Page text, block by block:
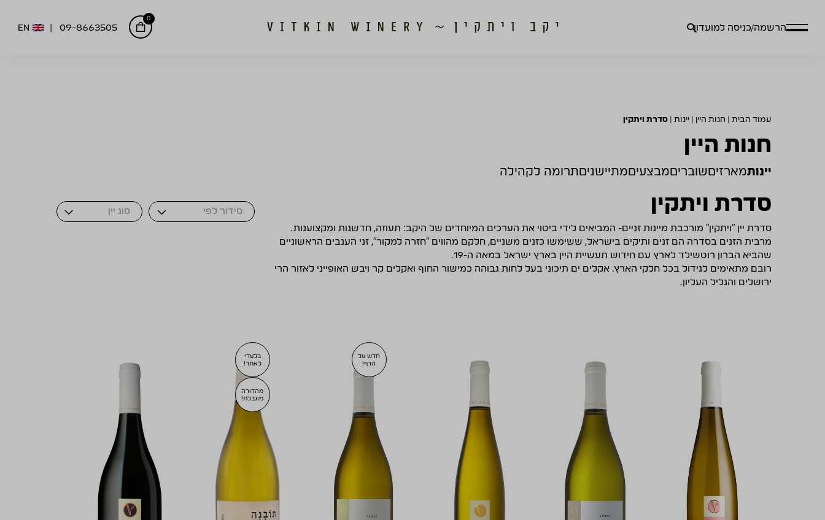
הרשמה/כניסה למועדוןחיפוש
עבור:
0
09-8663505
EN
עמוד הבית חנות היין |יינות |סדרת ויתקין
חנות היין
יינותמארזיםשובריםמבצעיםמתיישניםתרומה לקהילה
סדרת ויתקין
סדרת יין "ויתקין" מורכבת מיינות זניים- המביאים לידי ביטוי את הערכים המיוחדים של היקב: תעוזה, חדשנות ומקצוענות.
מרבית הזנים בסדרה הם זנים ותיקים בישראל, ששימשו כזנים משניים, חלקם מהווים "חזרה למקור", זני הענבים הראשוניים
שהביא הברון רוטשילד לארץ עם חידוש תעשיית היין בארץ ישראל במאה ה-19.
רובם מתאימים לגידול בכל חלקי הארץ. אקלים ים תיכוני בעל לחות גבוהה כמישור החוף ואקלים קר ויבש האופייני לאזור הרי
ירושלים והגליל העליון.
Sort Products
חדש על
הדף!
בלעדי
לאתר!
מהדורה
מוגבלת!